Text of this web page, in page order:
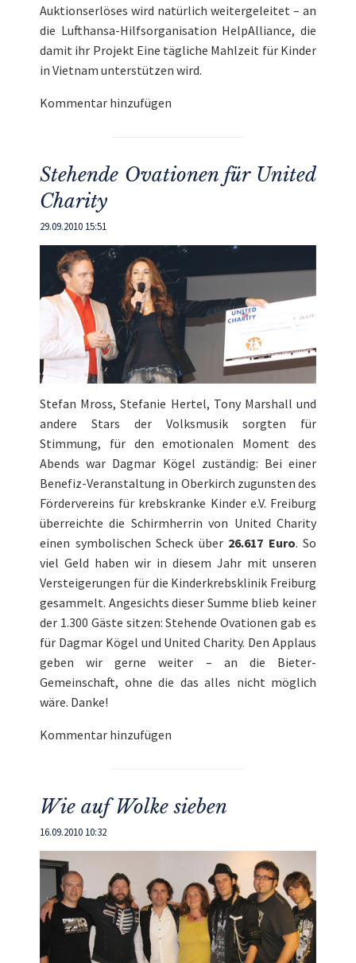
Auktionserlöses wird natürlich weitergeleitet – an
die Lufthansa-Hilfsorganisation HelpAlliance, die
damit ihr Projekt Eine tägliche Mahlzeit für Kinder
in Vietnam unterstützen wird.
Kommentar hinzufügen
Stehende Ovationen für United
Charity
29.09.2010 15:51
Stefan Mross, Stefanie Hertel, Tony Marshall und
andere Stars der Volksmusik sorgten für
Stimmung, für den emotionalen Moment des
Abends war Dagmar Kögel zuständig: Bei einer
Benefiz-Veranstaltung in Oberkirch zugunsten des
Fördervereins für krebskranke Kinder e.V. Freiburg
überreichte die Schirmherrin von United Charity
einen symbolischen Scheck über 26.617 Euro. So
viel Geld haben wir in diesem Jahr mit unseren
Versteigerungen für die Kinderkrebsklinik Freiburg
gesammelt. Angesichts dieser Summe blieb keiner
der 1.300 Gäste sitzen: Stehende Ovationen gab es
für Dagmar Kögel und United Charity. Den Applaus
geben wir gerne weiter – an die Bieter-
Gemeinschaft, ohne die das alles nicht möglich
wäre. Danke!
Kommentar hinzufügen
Wie auf Wolke sieben
16.09.2010 10:32